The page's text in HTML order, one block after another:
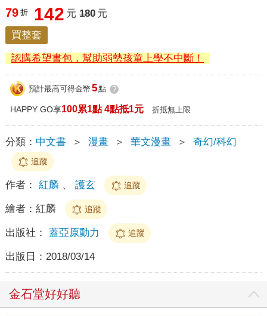
79 折 142 元 180 元
買整套
認購希望書包，幫助弱勢孩童上學不中斷！
預計最高可得金幣 5點 ?
HAPPY GO享100累1點 4點抵1元 折抵無上限
分類： 中文書 ＞ 漫畫 ＞ 華文漫畫 ＞ 奇幻/科幻
追蹤
作者： 紅麟、 護玄 追蹤
繪者： 紅麟 追蹤
出版社： 蓋亞原動力 追蹤
出版日： 2018/03/14
金石堂好好聽